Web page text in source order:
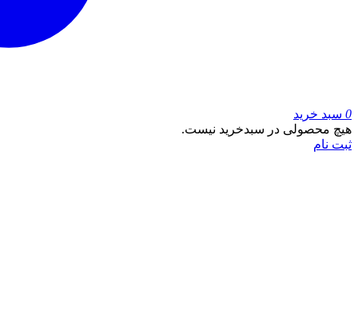
0 سبد خرید
هیچ محصولی در سبدخرید نیست.
ثبت نام